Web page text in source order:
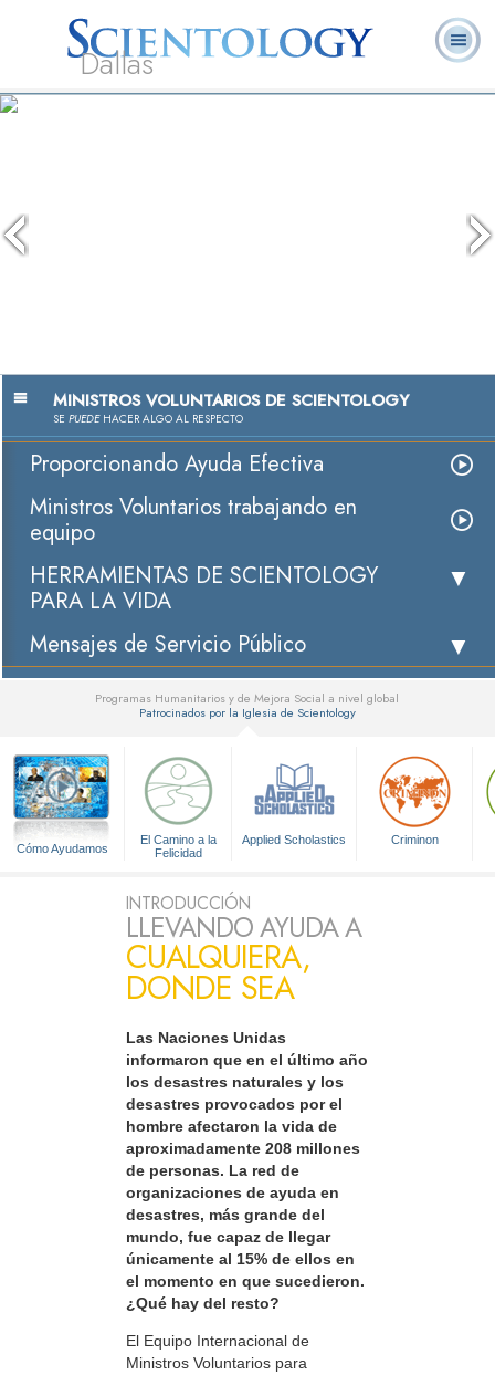
Dallas
Acerca de
Nosotros
MINISTROS VOLUNTARIOS DE SCIENTOLOGY
SE PUEDEHACER ALGO AL RESPECTO
Proporcionando Ayuda Efectiva
Ministros Voluntarios trabajando en
equipo
HERRAMIENTAS DE SCIENTOLOGY
PARA LA VIDA
Mensajes de Servicio Público
Programas Humanitarios y de Mejora Social a nivel global
Patrocinados por la Iglesia de Scientology
Cómo Ayudamos
El Camino a la
Felicidad
Applied Scholastics Criminon
INTRODUCCIÓN
LLEVANDO AYUDA A
CUALQUIERA,
DONDE SEA
Las Naciones Unidas
informaron que en el último año
los desastres naturales y los
desastres provocados por el
hombre afectaron la vida de
aproximadamente 208 millones
de personas. La red de
organizaciones de ayuda en
desastres, más grande del
mundo, fue capaz de llegar
únicamente al 15% de ellos en
el momento en que sucedieron.
¿Qué hay del resto?
El Equipo Internacional de
Ministros Voluntarios para